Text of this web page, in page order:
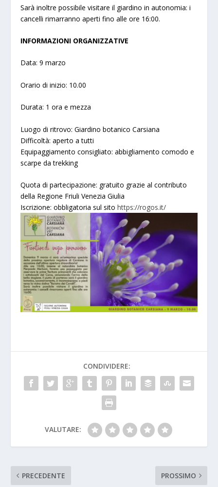
Sarà inoltre possibile visitare il giardino in autonomia: i
cancelli rimarranno aperti fino alle ore 16:00.
INFORMAZIONI ORGANIZZATIVE
Data: 9 marzo
Orario di inizio: 10.00
Durata: 1 ora e mezza
Luogo di ritrovo: Giardino botanico Carsiana
Difficoltà: aperto a tutti
Equipaggiamento consigliato: abbigliamento comodo e
scarpe da trekking
Quota di partecipazione: gratuito grazie al contributo
della Regione Friuli Venezia Giulia
Iscrizione: obbligatoria sul sitohttps://rogos.it/
CONDIVIDERE:
VALUTARE:
PRECEDENTE PROSSIMO